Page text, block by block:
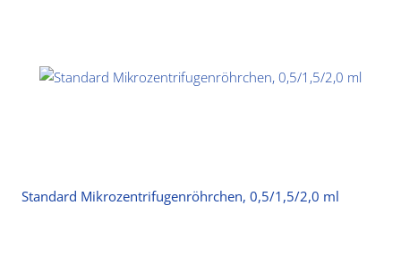
Standard Mikrozentrifugenröhrchen, 0,5/1,5/2,0 ml